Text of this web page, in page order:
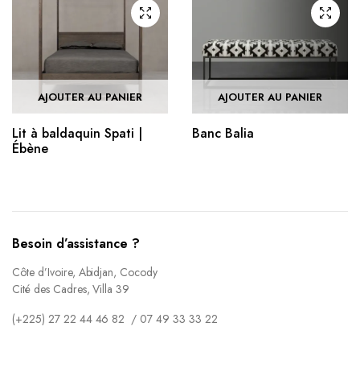
AJOUTER AU PANIER
Lit à baldaquin Spati |
Ébène
AJOUTER AU PANIER
Banc Balia
Besoin d’assistance ?
Côte d’Ivoire, Abidjan, Cocody
Cité des Cadres, Villa 39
(+225) 27 22 44 46 82 / 07 49 33 33 22